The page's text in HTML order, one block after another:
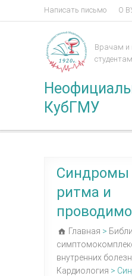
Написать письмо О
КубГМУ
Врачам и
Синдромы
ритма и
Главная >
внутренних
Кардиология >